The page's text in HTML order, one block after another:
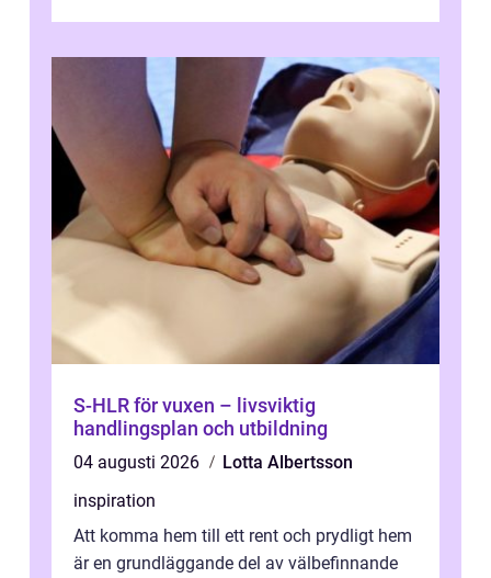
S-HLR för vuxen – livsviktig
handlingsplan och utbildning
04 augusti 2026
Lotta Albertsson
inspiration
Att komma hem till ett rent och prydligt hem
är en grundläggande del av välbefinnande